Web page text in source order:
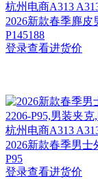
杭州 电商A313
2026新款春季麂皮
P145188
登录查看进货价
杭州 电商A313
2026新款春季男
P95
登录查看进货价